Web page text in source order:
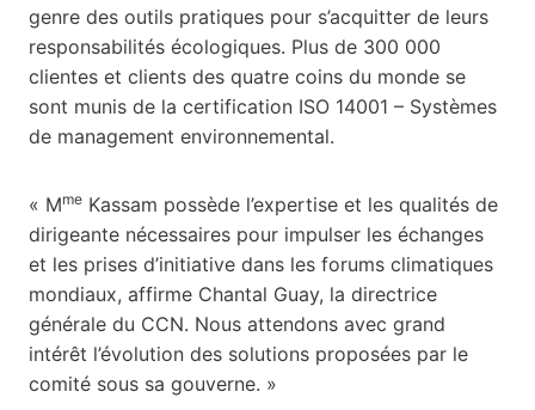
genre des outils pratiques pour s’acquitter de leurs
responsabilités écologiques. Plus de 300 000
clientes et clients des quatre coins du monde se
sont munis de la certification ISO 14001 – Systèmes
de management environnemental.
« Mme Kassam possède l’expertise et les qualités de
dirigeante nécessaires pour impulser les échanges
et les prises d’initiative dans les forums climatiques
mondiaux, affirme Chantal Guay, la directrice
générale du CCN. Nous attendons avec grand
intérêt l’évolution des solutions proposées par le
comité sous sa gouverne. »